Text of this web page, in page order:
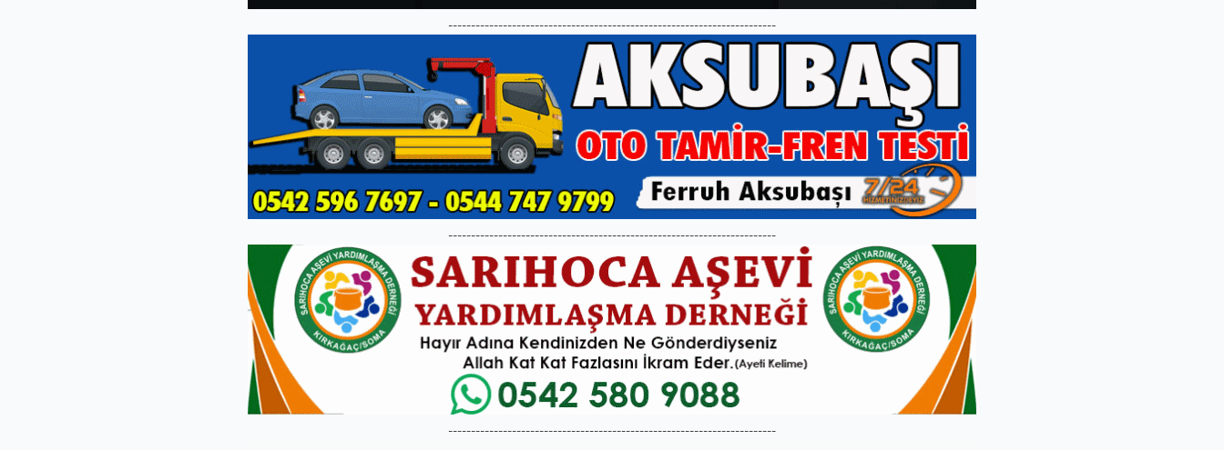
------------------------------------------------------------------------
------------------------------------------------------------------------
------------------------------------------------------------------------